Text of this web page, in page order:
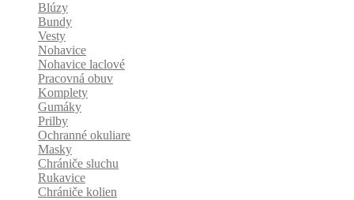
Blúzy
Bundy
Vesty
Nohavice
Nohavice laclové
Pracovná obuv
Komplety
Gumáky
Prilby
Ochranné okuliare
Masky
Chrániče sluchu
Rukavice
Chrániče kolien